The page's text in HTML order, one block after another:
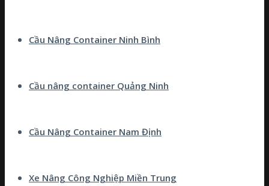
Cầu Nâng Container Ninh Bình
Cầu nâng container Quảng Ninh
Cầu Nâng Container Nam Định
Xe Nâng Công Nghiệp Miền Trung